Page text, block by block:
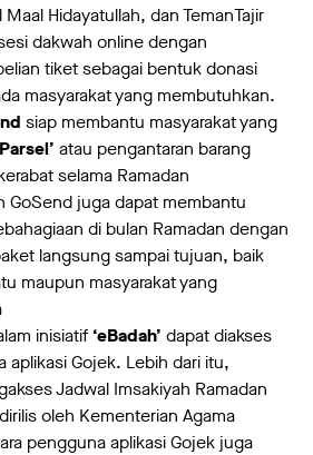
Hidayatullah, dan TemanTajir
dakwah online dengan
tiket sebagai bentuk donasi
masyarakat yang membutuhkan.
siap membantu masyarakat yang
atau pengantaran barang
selama Ramadan
GoSend juga dapat membantu
di bulan Ramadan dengan
langsung sampai tujuan, baik
maupun masyarakat yang
inisiatif‘eBadah’ dapat diakses
aplikasi Gojek. Lebih dari itu,
Jadwal Imsakiyah Ramadan
oleh Kementerian Agama
pengguna aplikasi Gojek juga